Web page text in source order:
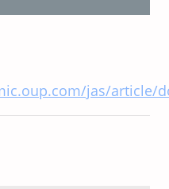
jas/article/